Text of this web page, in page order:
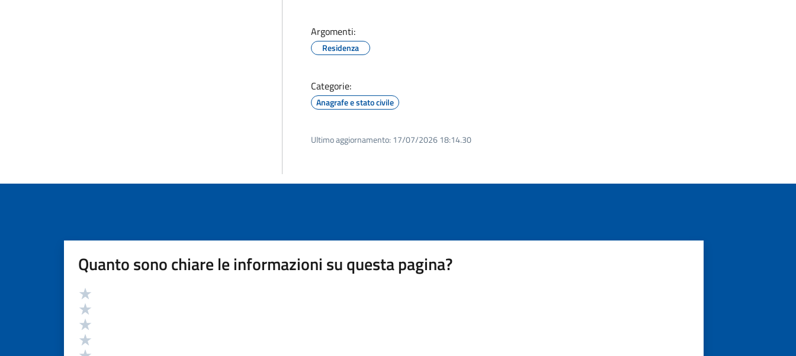
Argomenti:
Residenza
Categorie:
Anagrafe e stato civile
Ultimo aggiornamento: 17/07/2026 18:14.30
Quanto sono chiare le informazioni su questa pagina?
Valutazione